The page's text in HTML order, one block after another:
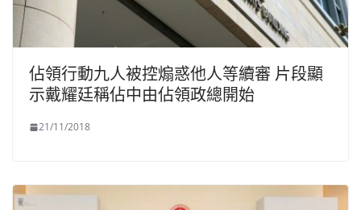
佔領行動九人被控煽惑他人等續審 片段顯
示戴耀廷稱佔中由佔領政總開始
21/11/2018